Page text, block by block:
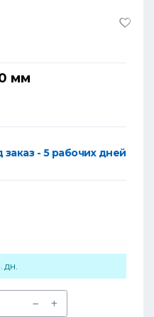
мм
заказ - 5 рабочих дней